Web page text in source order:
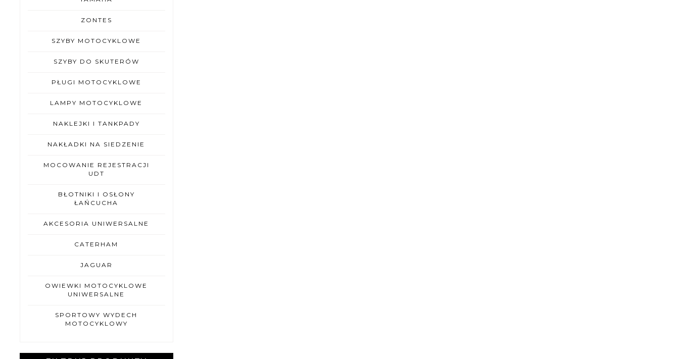
ZONTES
SZYBY MOTOCYKLOWE
SZYBY DO SKUTERÓW
PŁUGI MOTOCYKLOWE
LAMPY MOTOCYKLOWE
NAKLEJKI I TANKPADY
NAKŁADKI NA SIEDZENIE
MOCOWANIE REJESTRACJI
UDT
BŁOTNIKI I OSŁONY
ŁAŃCUCHA
AKCESORIA UNIWERSALNE
CATERHAM
JAGUAR
OWIEWKI MOTOCYKLOWE
UNIWERSALNE
SPORTOWY WYDECH
MOTOCYKLOWY